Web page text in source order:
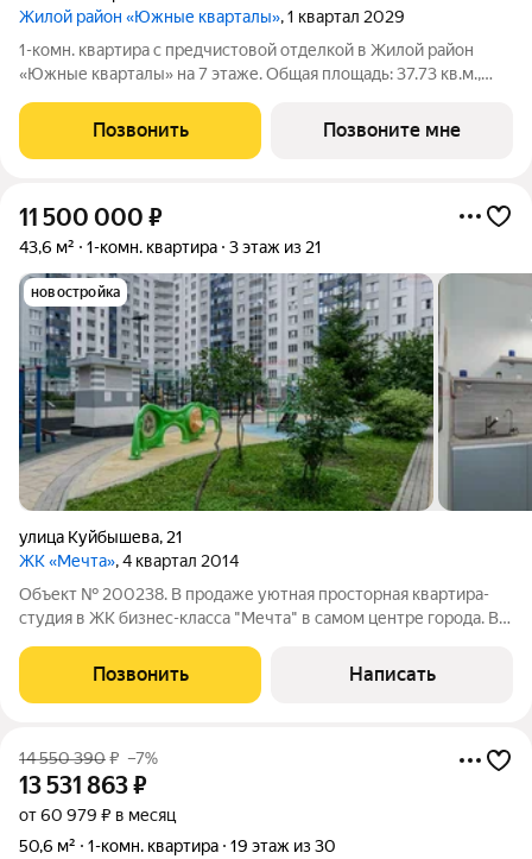
Жилой район «Южные кварталы», 1 квартал 2029
1-комн. квартира с предчистовой отделкой в Жилой район
«Южные кварталы» на 7 этаже. Общая площадь: 37.73 кв.м.,
Все окна выходят на одну сторону. В квартире один балкон,
один совмещенный
Позвонить Позвоните мне
11 500 000 ₽
43,6 м² 1-комн. квартира 3 этаж из 21
новостройка
улица Куйбышева, 21
ЖК «Мечта», 4 квартал 2014
Объект № 200238. В продаже уютная просторная квартира-
студия в ЖК бизнес-класса "Мечта" в самом центре города. В
вариант "заезжай и живи". Установлен кондиционер, во всей
квартире тёплые полы,
Позвонить Написать
14 550 390₽ –7%
13 531 863₽
от 60 979 ₽ в месяц
50,6 м²
1-комн. квартира 19 этаж из 30